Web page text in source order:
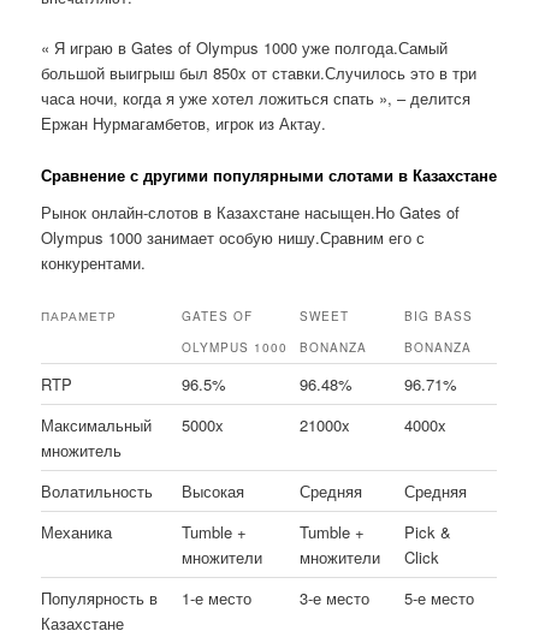
« Я играю в Gates of Olympus 1000 уже полгода.Самый
большой выигрыш был 850x от ставки.Случилось это в три
часа ночи, когда я уже хотел ложиться спать », – делится
Ержан Нурмагамбетов, игрок из Актау.
Сравнение с другими популярными слотами в Казахстане
Рынок онлайн-слотов в Казахстане насыщен.Но Gates of
Olympus 1000 занимает особую нишу.Сравним его с
конкурентами.
ПАРАМЕТР
GATES OF
OLYMPUS 1000
SWEET
BONANZA
BIG BASS
BONANZA
RTP 96.5% 96.48%
96.71%
Максимальный
множитель
5000x 21000x 4000x
Волатильность Высокая Средняя
Средняя
Механика
Tumble +
множители
Tumble +
множители
Pick &
Click
Популярность в
Казахстане
1-е место 3-е место 5-е место